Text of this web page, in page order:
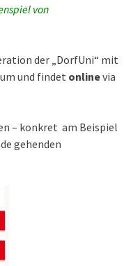
von
der DorfUni“ mit
und findet onlinevia
– konkret am Beispiel
gehenden